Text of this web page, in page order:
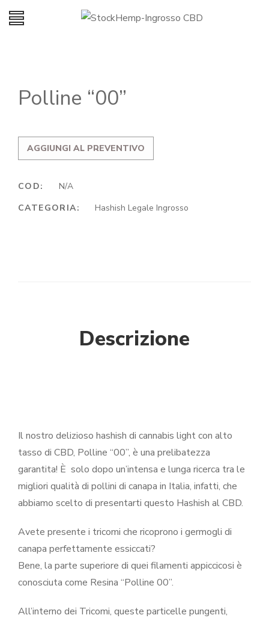
Polline “00”
AGGIUNGI AL PREVENTIVO
COD:
N/A
CATEGORIA:
Hashish Legale Ingrosso
Descrizione
Il nostro delizioso hashish di cannabis light con alto
tasso di CBD, Polline “00”, è una prelibatezza
garantita! È solo dopo un’intensa e lunga ricerca tra le
migliori qualità di pollini di canapa in Italia, infatti, che
abbiamo scelto di presentarti questo Hashish al CBD.
Avete presente i tricomi che ricoprono i germogli di
canapa perfettamente essiccati?
Bene, la parte superiore di quei filamenti appiccicosi è
conosciuta come Resina “Polline 00”.
All’interno dei Tricomi, queste particelle pungenti,